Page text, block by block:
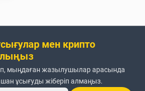
мен крипто
мыңдаған жазылушылар арасында
ұсығуды жіберіп алмаңыз.